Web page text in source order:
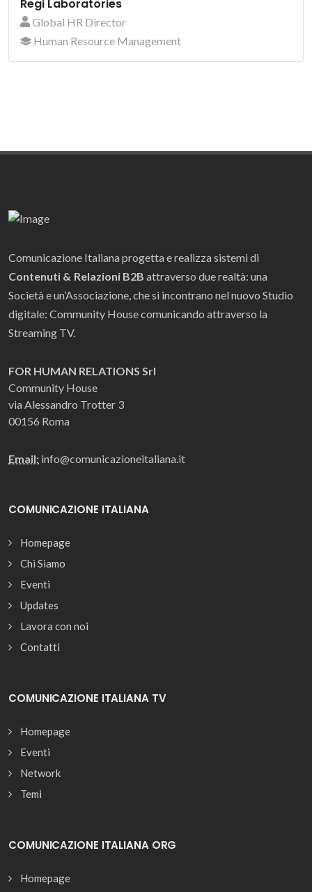
Regi Laboratories
Global HR Director
Human Resource Management
Comunicazione Italiana progetta e realizza sistemi di
Contenuti & Relazioni B2B attraverso due realtà: una
Società e un’Associazione, che si incontrano nel nuovo Studio
digitale: Community House comunicando attraverso la
Streaming TV.
FOR HUMAN RELATIONS Srl
Community House
via Alessandro Trotter 3
00156 Roma
Email: info@comunicazioneitaliana.it
COMUNICAZIONE ITALIANA
Homepage
Chi Siamo
Eventi
Updates
Lavora con noi
Contatti
COMUNICAZIONE ITALIANA TV
Homepage
Eventi
Network
Temi
COMUNICAZIONE ITALIANA ORG
Homepage